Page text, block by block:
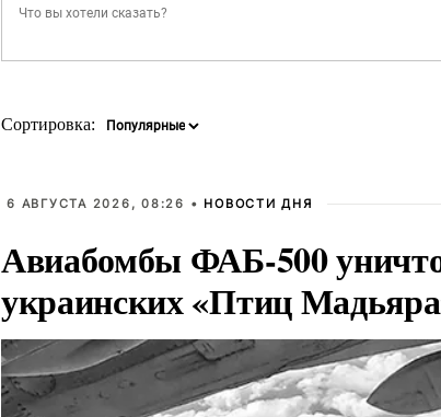
Сортировка:
6 АВГУСТА 2026, 08:26 • НОВОСТИ ДНЯ
Авиабомбы ФАБ-500
украинских «Птиц